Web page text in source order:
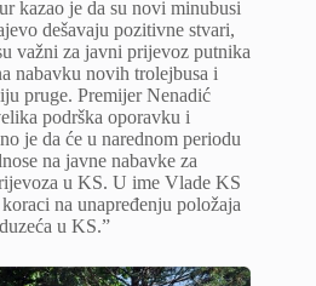
kazao je da su novi minubusi
dešavaju pozitivne stvari,
važni za javni prijevoz putnika
nabavku novih trolejbusa i
pruge. Premijer Nenadić
podrška oporavku i
je da će u narednom periodu
na javne nabavke za
u KS. U ime Vlade KS
na unapređenju položaja
u KS.”